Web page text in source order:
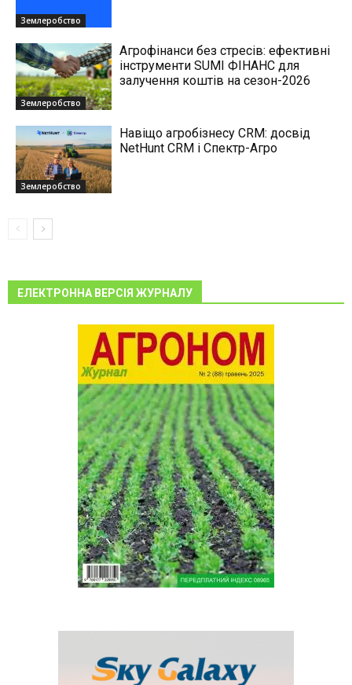
Землеробство
Землеробство
Агрофінанси без стресів: ефективні
інструменти SUMI ФІНАНС для
залучення коштів на сезон-2026
Землеробство
Навіщо агробізнесу CRM: досвід
NetHunt CRM і Спектр-Агро
ЕЛЕКТРОННА ВЕРСІЯ ЖУРНАЛУ